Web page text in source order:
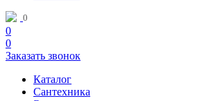
0
0
0
Заказать звонок
Каталог
Сантехника